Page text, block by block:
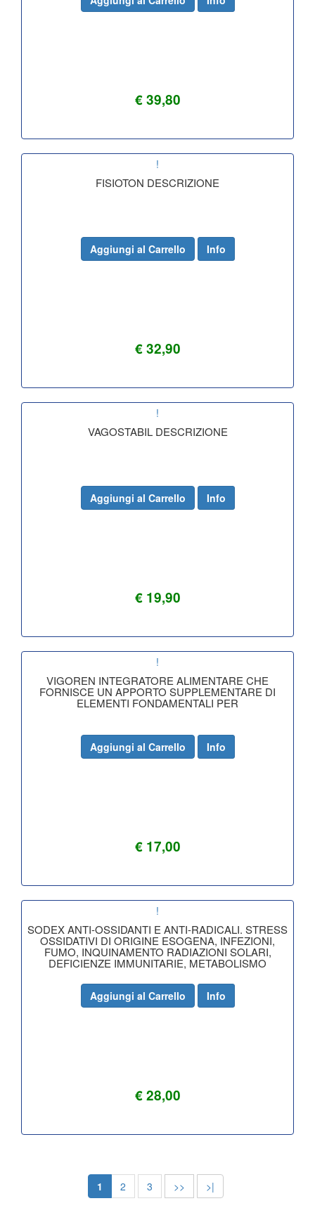
€ 39,80
!
FISIOTON DESCRIZIONE
€ 32,90
Aggiungi al Carrello Info
!
VAGOSTABIL DESCRIZIONE
€ 19,90
Aggiungi al Carrello Info
!
VIGOREN INTEGRATORE ALIMENTARE CHE
FORNISCE UN APPORTO SUPPLEMENTARE DI
ELEMENTI FONDAMENTALI PER
€ 17,00
Aggiungi al Carrello Info
!
SODEX ANTI-OSSIDANTI E ANTI-RADICALI. STRESS
OSSIDATIVI DI ORIGINE ESOGENA, INFEZIONI,
FUMO, INQUINAMENTO RADIAZIONI SOLARI,
DEFICIENZE IMMUNITARIE, METABOLISMO
€ 28,00
Aggiungi al Carrello Info
1 2 3 >> >|